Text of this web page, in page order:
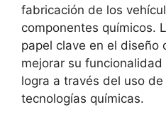
fabricación de los
componentes químicos.
papel clave en el diseño
mejorar su
logra a través del uso
tecnologías químicas.